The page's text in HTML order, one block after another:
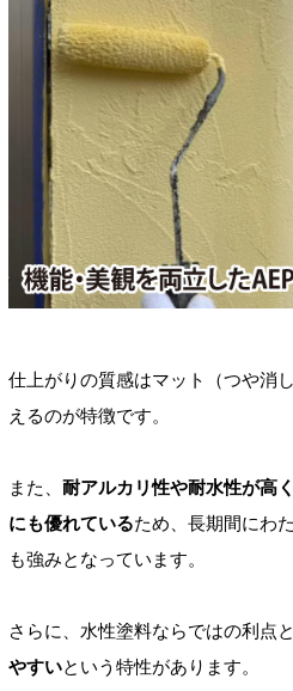
仕上がりの質感はマット（つや消
えるのが特徴です。
また、 耐アルカリ性や耐水性が高
にも優れているため、長期間にわ
も強みとなっています。
さらに、水性塗料ならではの利点と
やすいという特性があります。